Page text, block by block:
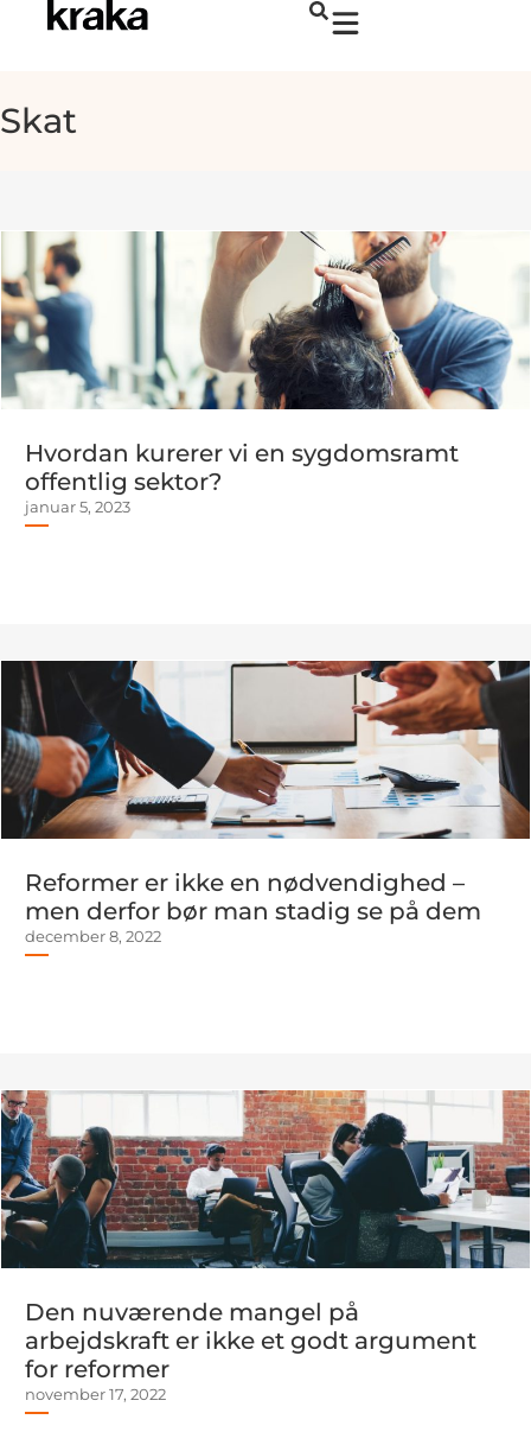
Skat
Hvordan kurerer vi en sygdomsramt
offentlig sektor?
januar 5, 2023
Reformer er ikke en nødvendighed –
men derfor bør man stadig se på dem
december 8, 2022
Den nuværende mangel på
arbejdskraft er ikke et godt argument
for reformer
november 17, 2022